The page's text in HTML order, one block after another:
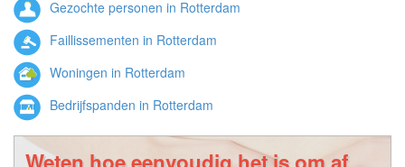
Gezochte personen in Rotterdam
Faillissementen in Rotterdam
Woningen in Rotterdam
Bedrijfspanden in Rotterdam